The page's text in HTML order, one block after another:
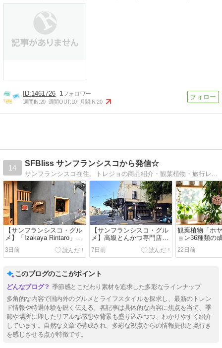
1461726 1
週間IN:20 週間OUT:10 月間IN:20
14
SFBliss サンフランシスコから発信☆
サンフランシスコ在住。トレジョの商品紹介・観葉植物・旅行レポート・シンプルライフなど好きなことだけたくさん！
【サンフランシスコ・グル
メ】「Izakaya Rintaro」り
んたろう人気のサブスクグ
ルメ弁当！2026年7月編
3日前
【サンフランシスコ・グル
メ】高級とんかつ専門店！
「SHOWA Le Gourmet
Tonkatsu」
7日前
観葉植物「ホ
ョン36種類の
て方のコツ
【シンプルラ
22日前
このブログのここがポイント
季節感とこだわり素材を追求した多彩なラインナップ
多角的な内容で国内外のグルメとライフスタイルを探求し、最新のトレン
ド情報や特選体験を鋭く伝える。各記事は具体的な内容に焦点を当て、季
節や場所に即したリアルな感想や背景も盛り込みつつ、わかりやすく紹介
しています。自然な文章で構成され、多彩な視点からの情報提供と奥行き
を感じさせる点が特徴です。